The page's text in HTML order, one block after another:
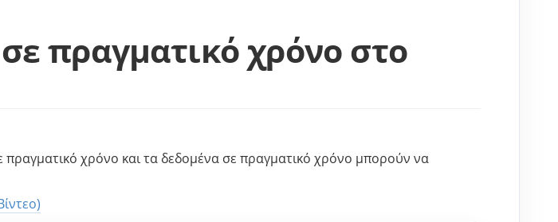
πραγματικό χρόνο στο
χρόνο και τα δεδομένα σε πραγματικό χρόνο μπορούν να